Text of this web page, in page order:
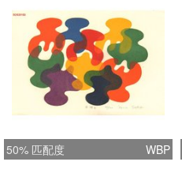
50% 匹配度 WBP